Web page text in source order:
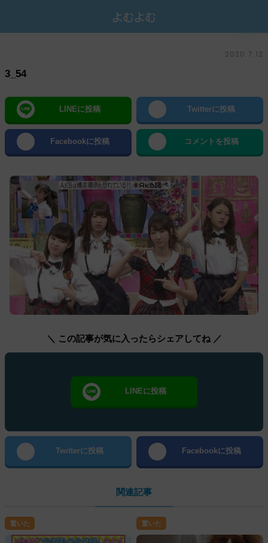
2020.7.12
3_54
LINEに投稿 Twitterに投稿
Facebookに投稿 コメントを投稿
＼ この記事が気に入ったらシェアしてね ／
LINEに投稿
Twitterに投稿 Facebookに投稿
関連記事
驚いた 驚いた